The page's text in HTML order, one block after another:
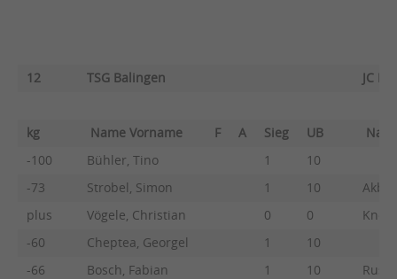
12 TSG Balingen JC
kg Name Vorname F A Sieg UB
-100
Bühler, Tino 1
10
-73
Strobel, Simon 1 10
plus
Vögele, Christian 0 0
-60
Cheptea, Georgel 1
10
-66
Bosch, Fabian 1 10